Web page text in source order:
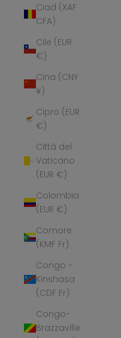
Ciad (XAF
CFA)
Cile (EUR
€)
Cina (CNY
¥)
Cipro (EUR
€)
Città del
Vaticano
(EUR €)
Colombia
(EUR €)
Comore
(KMF Fr)
Congo -
Kinshasa
(CDF Fr)
Congo-
Brazzaville